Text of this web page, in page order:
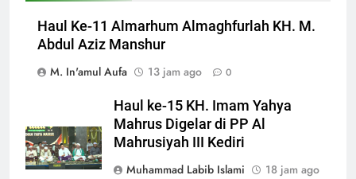
Haul Ke-11 Almarhum Almaghfurlah KH. M.
Abdul Aziz Manshur
M. In'amul Aufa
13 jam ago 0
Haul ke-15 KH. Imam Yahya
Mahrus Digelar di PP Al
Mahrusiyah III Kediri
Muhammad Labib Islami
18 jam ago